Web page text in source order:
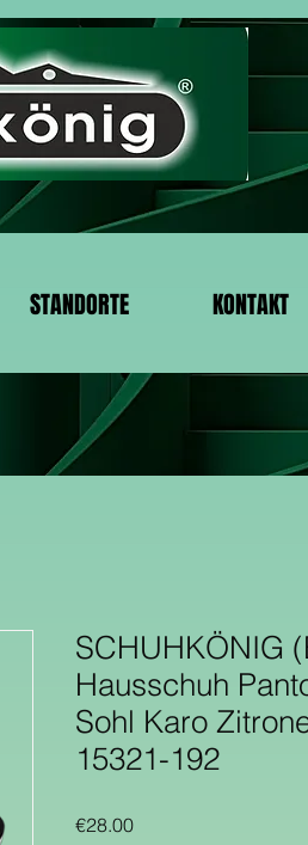
STANDORTE KONTAKT
SCHUHKÖNIG
Hausschuh
Sohl Karo
15321-192
€28.00Price